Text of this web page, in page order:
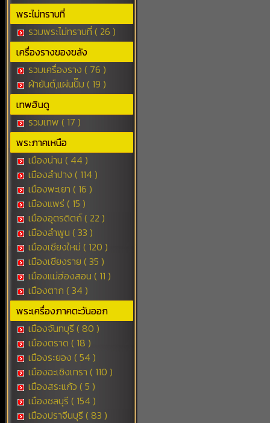
พระไม่ทราบที่
รวมพระไม่ทราบที่ ( 26 )
เครื่องรางของขลัง
รวมเครื่องราง ( 76 )
ผ้ายันต์,แผ่นปั๊ม ( 19 )
เทพฮินดู
รวมเทพ ( 17 )
พระภาคเหนือ
เมืองน่าน ( 44 )
เมืองลำปาง ( 114 )
เมืองพะเยา ( 16 )
เมืองแพร่ ( 15 )
เมืองอุตรดิตถ์ ( 22 )
เมืองลำพูน ( 33 )
เมืองเชียงใหม่ ( 120 )
เมืองเชียงราย ( 35 )
เมืองแม่ฮ่องสอน ( 11 )
เมืองตาก ( 34 )
พระเครื่องภาคตะวันออก
เมืองจันทบุรี ( 80 )
เมืองตราด ( 18 )
เมืองระยอง ( 54 )
เมืองฉะเชิงเทรา ( 110 )
เมืองสระแก้ว ( 5 )
เมืองชลบุรี ( 154 )
เมืองปราจีนบุรี ( 83 )